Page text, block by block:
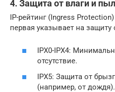
4. Защита от влаги и
IP-рейтинг (Ingress
первая указывает на
IPX0-IPX4:
отсутствие.
IPX5: Защита от
(например, от дождя).